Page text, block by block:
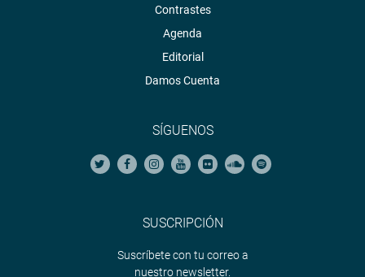
Contrastes
Agenda
Editorial
Damos Cuenta
SÍGUENOS
SUSCRIPCIÓN
Suscríbete con tu correo a
nuestro newsletter.